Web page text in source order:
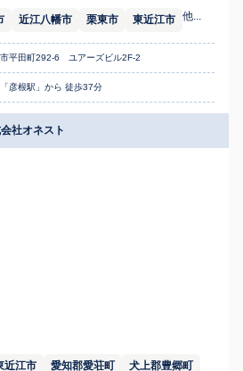
近江八幡市 栗東市 東近江市 他...
平田町292-6 ユアーズビル2F-2
彦根駅」から 徒歩37分
社オネスト
近江市 愛知郡愛荘町 犬上郡豊郷町